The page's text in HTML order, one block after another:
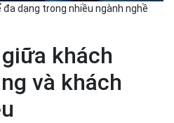
dạng trong nhiều ngành nghề
khách
và khách